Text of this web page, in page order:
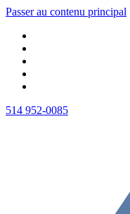
Passer au contenu principal
514 952-0085